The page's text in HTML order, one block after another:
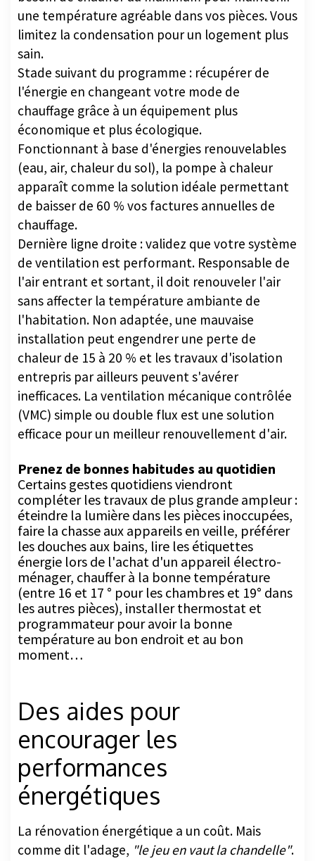
limitez la condensation pour un logement plus
sain.
Stade suivant du programme : récupérer de
l'énergie en changeant votre mode de
chauffage grâce à un équipement plus
économique et plus écologique.
Fonctionnant à base d'énergies renouvelables
(eau, air, chaleur du sol), la pompe à chaleur
apparaît comme la solution idéale permettant
de baisser de 60 % vos factures annuelles de
chauffage.
Dernière ligne droite : validez que votre système
de ventilation est performant. Responsable de
l'air entrant et sortant, il doit renouveler l'air
sans affecter la température ambiante de
l'habitation. Non adaptée, une mauvaise
installation peut engendrer une perte de
chaleur de 15 à 20 % et les travaux d'isolation
entrepris par ailleurs peuvent s'avérer
inefficaces. La ventilation mécanique contrôlée
(VMC) simple ou double flux est une solution
efficace pour un meilleur renouvellement d'air.
Prenez de bonnes habitudes au quotidien
Certains gestes quotidiens viendront
compléter les travaux de plus grande ampleur :
éteindre la lumière dans les pièces inoccupées,
faire la chasse aux appareils en veille, préférer
les douches aux bains, lire les étiquettes
énergie lors de l'achat d'un appareil électro-
ménager, chauffer à la bonne température
(entre 16 et 17 ° pour les chambres et 19° dans
les autres pièces), installer thermostat et
programmateur pour avoir la bonne
température au bon endroit et au bon
moment…
encourager les
performances
énergétiques
La rénovation énergétique a un coût. Mais
comme dit l'adage,"le jeu en vaut la chandelle"
Conscients que ce peut être un obstacle, les